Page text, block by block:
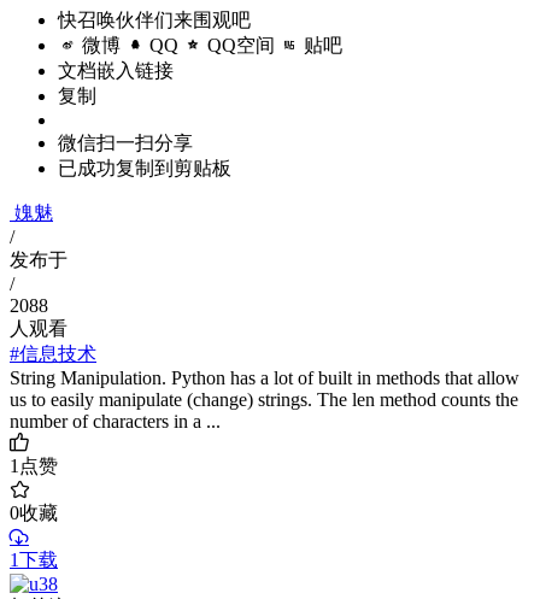
快召唤伙伴们来围观吧
微博 QQ QQ空间 贴吧
文档嵌入链接
复制
微信扫一扫分享
已成功复制到剪贴板
媿魅
/
发布于
/
2088
人观看
#信息技术
String Manipulation. Python has a lot of built in methods that allow
us to easily manipulate (change) strings. The len method counts the
number of characters in a ...
1点赞
0收藏
1下载